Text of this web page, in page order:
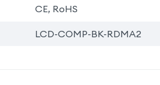
CE, RoHS
LCD-COMP-BK-RDMA2